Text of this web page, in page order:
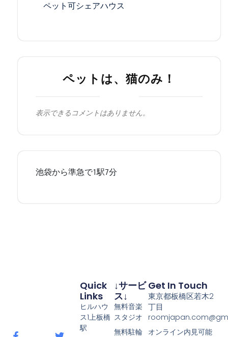
ペット可シェアハウス
ペットは、猫のみ！
表示できるコメントはありません。
↓サービ
ス↓
無料音楽
スタジオ
無料駐輪
Quick
Links
ヒルハウ
ス1上板橋
駅
Get In Touch
東京都板橋区若木2
丁目
オンライン内見可能